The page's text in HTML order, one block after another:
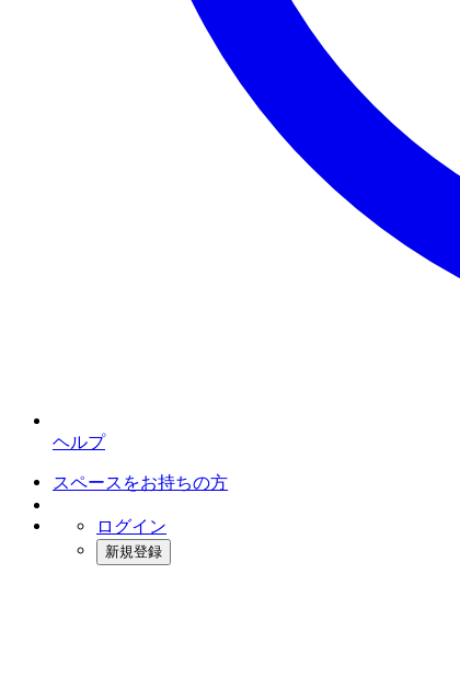
ヘルプ
スペースをお持ちの方
ログイン
新規登録